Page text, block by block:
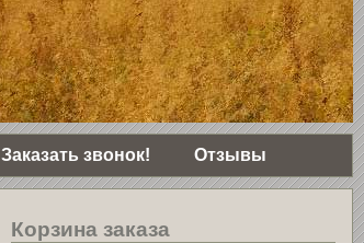
Заказать звонок! Отзывы
Корзина заказа